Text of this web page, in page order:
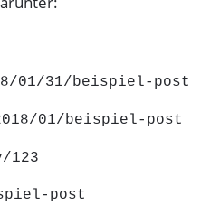
01/31/beispiel-post
01/beispiel-post
123
post